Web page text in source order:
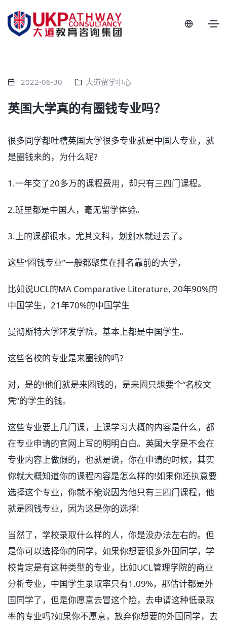
2022-06-30 大道留学中心
英国大学真的有圈钱专业吗？
很多同学都吐槽英国大学很多专业就是中国人专业，就
是圈钱来的，为什么呢?
1.一年交了20多万的课程费用，却只有三四门课程。
2.班里都是中国人，毫无留学体验。
3.上的课都很水，尤其文科，划划水就过去了。
这些“圈钱专业”一般都聚集在排名靠前的大学，
比如说UCL的MA Comparative Literature, 20年90%的
中国学生，21年70%的中国学生
曼彻斯特大学环发学院，基本上都是中国学生。
这些名校的专业是来圈钱的吗?
对，是的!他们就是来圈钱的，是来圈只想要个“名校文
凭”的学生的钱。
这些专业要上几门课，上课学习大概的内容是什么，都
在专业申请的官网上写的明明白白。英国大学是不会在
专业内容上做假的，也就是说，你在申请的时候，其实
你就大概知道你的课程内容是怎么样的!如果你还执意要
选择这个专业，你就不能说因为他只有三四门课程，他
就是圈钱专业，因为这是你的选择!
当然了，学校录取什么样的人，你是没办法左右的。但
是你可以选择你的同学，如果你想要很多外国同学，学
校肯定是有这种类型的专业，比如UCL管理学院的商业
分析专业，中国学生录取率只有1.09%，那估计都是外
国同学了，但是你愿意去冒这个险，去申请这种低录取
率的专业吗?如果你不愿意，放弃你想要的外国同学，去